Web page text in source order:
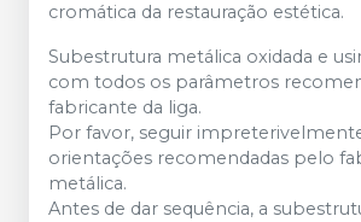
cromática da restauração estética.
Subestrutura metálica oxidada e
com todos os parâmetros
fabricante da liga.
Por favor, seguir
orientações recomendadas pelo
metálica.
Antes de dar sequência, a